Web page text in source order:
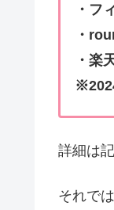
・フ
・
・楽
詳細は
それで